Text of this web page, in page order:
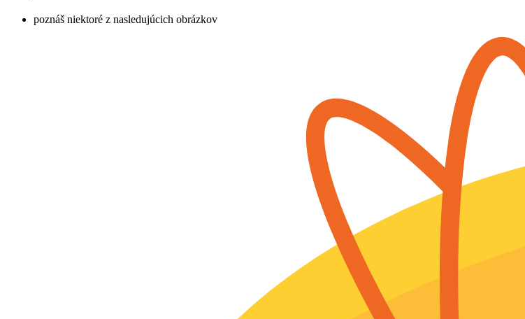
poznáš niektoré z nasledujúcich obrázkov